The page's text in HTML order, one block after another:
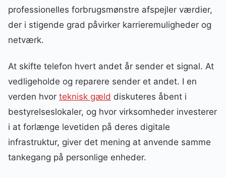
professionelles forbrugsmønstre afspejler værdier,
der i stigende grad påvirker karrieremuligheder og
netværk.
At skifte telefon hvert andet år sender et signal. At
vedligeholde og reparere sender et andet. I en
verden hvor teknisk gæld diskuteres åbent i
bestyrelseslokaler, og hvor virksomheder investerer
i at forlænge levetiden på deres digitale
infrastruktur, giver det mening at anvende samme
tankegang på personlige enheder.